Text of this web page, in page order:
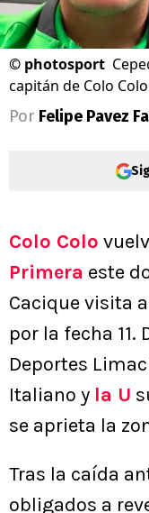
© photosport
capitán de Colo Colo
Por Felipe Pavez
Colo Colo
Primera este
Cacique visita
por la fecha
Deportes
Italiano y la U
se aprieta la
Tras la caída
obligados a